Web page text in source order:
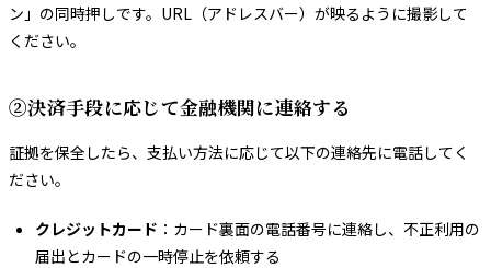
ン」の同時押しです。URL（アドレスバー）が映るように撮影して
ください。
②決済手段に応じて金融機関に連絡する
証拠を保全したら、支払い方法に応じて以下の連絡先に電話してく
ださい。
クレジットカード ：カード裏面の電話番号に連絡し、不正利用の
届出とカードの一時停止を依頼する